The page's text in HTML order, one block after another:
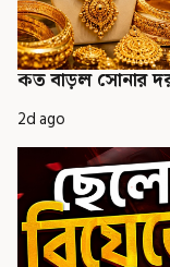
কত বাড়ল সোনার
2d ago